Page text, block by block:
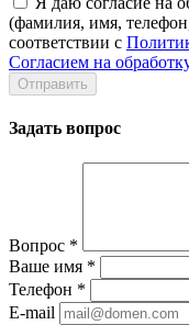
(фамилия, имя,
соответствии с
Согласием на
Задать вопрос
Вопрос *
Ваше имя *
Телефон *
E-mail